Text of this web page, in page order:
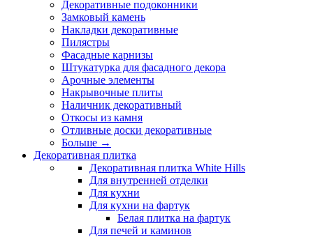
Декоративные подоконники
Замковый камень
Накладки декоративные
Пилястры
Фасадные карнизы
Штукатурка для фасадного декора
Арочные элементы
Накрывочные плиты
Наличник декоративный
Откосы из камня
Отливные доски декоративные
Больше →
Декоративная плитка
Декоративная плитка White Hills
Для внутренней отделки
Для кухни
Для кухни на фартук
Белая плитка на фартук
Для печей и каминов